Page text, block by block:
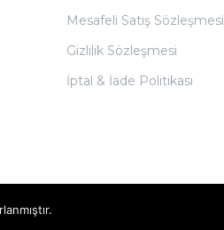
Mesafeli Satış Sözleşmesi
Gizlilik Sözleşmesi
İptal & İade Politikası